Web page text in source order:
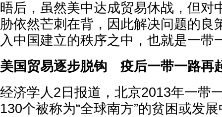
晤后，虽然美中达成贸易休战，但对
胁依然芒刺在背，因此解决问题的良
入中国建立的秩序之中，也就是一带
美国贸易逐步脱钩 疫后一带一路再
经济学人2日报道，北京2013年一带
130个被称为“全球南方”的贫困或发